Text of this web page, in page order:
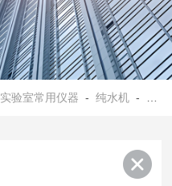
实验室常用仪器 -纯水机 - HX-CZ-15BL纯水机 预处理方法